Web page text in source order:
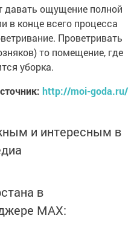
давать ощущение полной
в конце всего процесса
Проветривать
то помещение, где
уборка.
http://moi-goda.ru/
и интересным в
в
MАХ: